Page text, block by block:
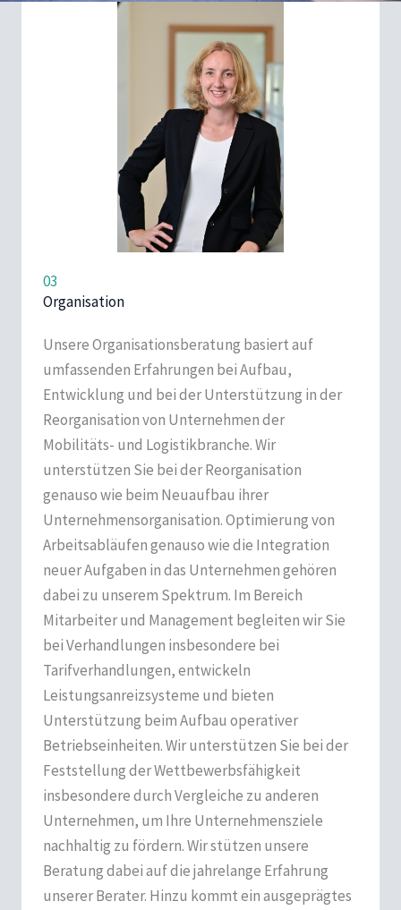
03
Organisation
Unsere Organisationsberatung basiert auf
umfassenden Erfahrungen bei Aufbau,
Entwicklung und bei der Unterstützung in der
Reorganisation von Unternehmen der
Mobilitäts- und Logistikbranche. Wir
unterstützen Sie bei der Reorganisation
genauso wie beim Neuaufbau ihrer
Unternehmensorganisation. Optimierung von
Arbeitsabläufen genauso wie die Integration
neuer Aufgaben in das Unternehmen gehören
dabei zu unserem Spektrum. Im Bereich
Mitarbeiter und Management begleiten wir Sie
bei Verhandlungen insbesondere bei
Tarifverhandlungen, entwickeln
Leistungsanreizsysteme und bieten
Unterstützung beim Aufbau operativer
Betriebseinheiten. Wir unterstützen Sie bei der
Feststellung der Wettbewerbsfähigkeit
insbesondere durch Vergleiche zu anderen
Unternehmen, um Ihre Unternehmensziele
nachhaltig zu fördern. Wir stützen unsere
Beratung dabei auf die jahrelange Erfahrung
unserer Berater. Hinzu kommt ein ausgeprägtes